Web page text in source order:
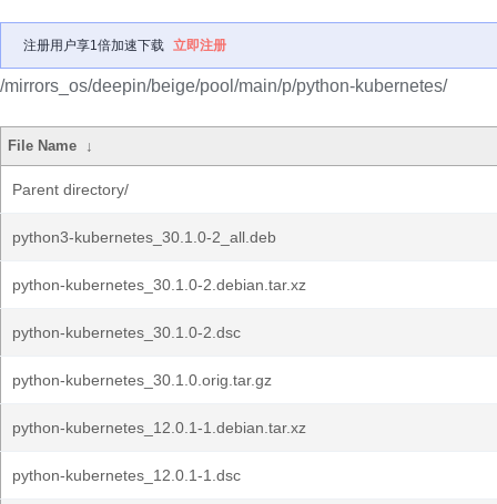
注册用户享1倍加速下载 立即注册
/mirrors_os/deepin/beige/pool/main/p/python-kubernetes/
File Name ↓
Parent directory/
python3-kubernetes_30.1.0-2_all.deb
python-kubernetes_30.1.0-2.debian.tar.xz
python-kubernetes_30.1.0-2.dsc
python-kubernetes_30.1.0.orig.tar.gz
python-kubernetes_12.0.1-1.debian.tar.xz
python-kubernetes_12.0.1-1.dsc